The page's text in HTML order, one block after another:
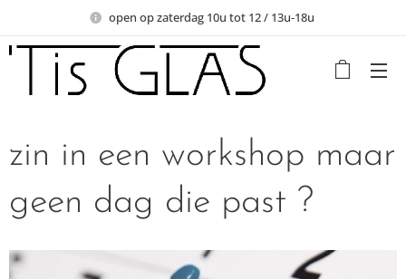
open op zaterdag 10u tot 12 / 13u-18u
zin in een workshop maar
geen dag die past ?